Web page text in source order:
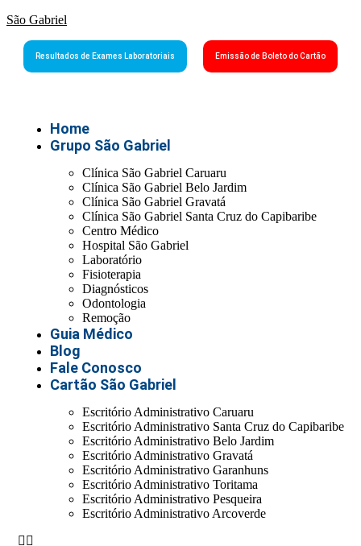
São Gabriel
Resultados de Exames Laboratoriais Emissão de Boleto do Cartão
Home
Grupo São Gabriel
Clínica São Gabriel Caruaru
Clínica São Gabriel Belo Jardim
Clínica São Gabriel Gravatá
Clínica São Gabriel Santa Cruz do Capibaribe
Centro Médico
Hospital São Gabriel
Laboratório
Fisioterapia
Diagnósticos
Odontologia
Remoção
Guia Médico
Blog
Fale Conosco
Cartão São Gabriel
Escritório Administrativo Caruaru
Escritório Administrativo Santa Cruz do Capibaribe
Escritório Administrativo Belo Jardim
Escritório Administrativo Gravatá
Escritório Administrativo Garanhuns
Escritório Administrativo Toritama
Escritório Administrativo Pesqueira
Escritório Administrativo Arcoverde